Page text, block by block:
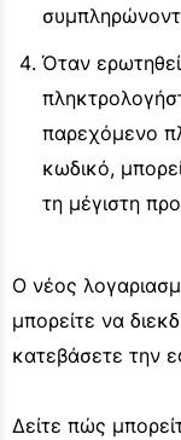
Όταν
παρεχόμενο
κωδικό,
τη μέγιστη
Ο νέος
μπορείτε να
κατεβάσετε την
Δείτε πώς